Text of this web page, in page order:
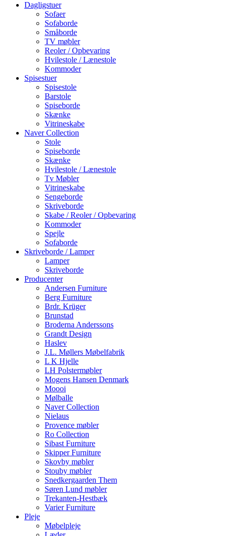
Dagligstuer
Sofaer
Sofaborde
Småborde
TV møbler
Reoler / Opbevaring
Hvilestole / Lænestole
Kommoder
Spisestuer
Spisestole
Barstole
Spiseborde
Skænke
Vitrineskabe
Naver Collection
Stole
Spiseborde
Skænke
Hvilestole / Lænestole
Tv Møbler
Vitrineskabe
Sengeborde
Skriveborde
Skabe / Reoler / Opbevaring
Kommoder
Spejle
Sofaborde
Skriveborde / Lamper
Lamper
Skriveborde
Producenter
Andersen Furniture
Berg Furniture
Brdr. Krüger
Brunstad
Broderna Anderssons
Grandt Design
Haslev
J.L. Møllers Møbelfabrik
L K Hjelle
LH Polstermøbler
Mogens Hansen Denmark
Moooi
Mølballe
Naver Collection
Nielaus
Provence møbler
Ro Collection
Sibast Furniture
Skipper Furniture
Skovby møbler
Stouby møbler
Snedkergaarden Them
Søren Lund møbler
Trekanten-Hestbæk
Varier Furniture
Pleje
Møbelpleje